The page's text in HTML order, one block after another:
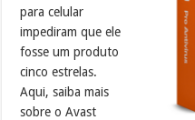
para celular
impediram que ele
fosse um produto
cinco estrelas.
Aqui, saiba mais
sobre o Avast